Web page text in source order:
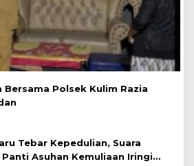
Bersama Polsek Kulim Razia
Tebar Kepedulian, Suara
Asuhan Kemuliaan Iringi